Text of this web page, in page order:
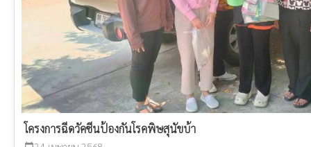
โครงการฉีดวัคซีนป้องกันโรคพิษสุนัขบ้า